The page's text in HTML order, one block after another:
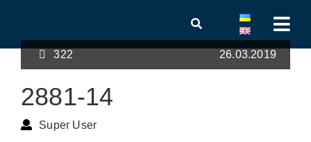
322 26.03.2019
2881-14
Super User